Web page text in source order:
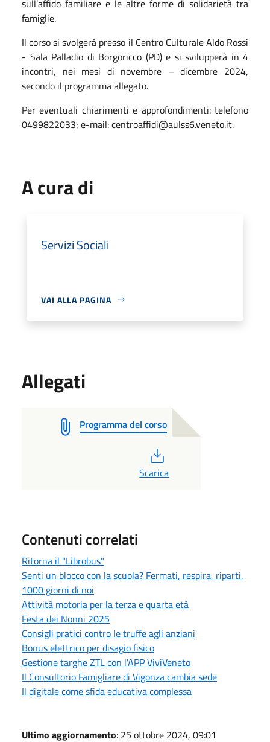
sull’affido familiare e le altre forme di solidarietà tra
famiglie.
Il corso si svolgerà presso il Centro Culturale Aldo Rossi
- Sala Palladio di Borgoricco (PD) e si svilupperà in 4
incontri, nei mesi di novembre – dicembre 2024,
secondo il programma allegato.
Per eventuali chiarimenti e approfondimenti: telefono
0499822033; e-mail: centroaffidi@aulss6.veneto.it.
A cura di
Servizi Sociali
VAI ALLA PAGINA
Allegati
Programma del corso
Scarica
Contenuti correlati
Ritorna il "Librobus"
Senti un blocco con la scuola? Fermati, respira, riparti.
1000 giorni di noi
Attività motoria per la terza e quarta età
Festa dei Nonni 2025
Consigli pratici contro le truffe agli anziani
Bonus elettrico per disagio fisico
Gestione targhe ZTL con l'APP ViviVeneto
Il Consultorio Famigliare di Vigonza cambia sede
Il digitale come sfida educativa complessa
Ultimo aggiornamento: 25 ottobre 2024, 09:01